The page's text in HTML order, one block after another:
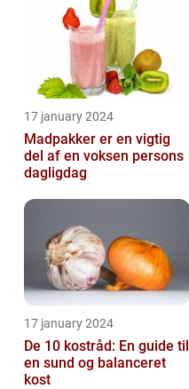
17 january 2024
Madpakker er en vigtig
del af en voksen persons
dagligdag
17 january 2024
De 10 kostråd: En guide til
en sund og balanceret
kost